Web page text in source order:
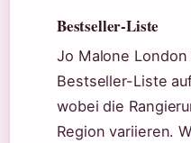
Bestseller-Liste
Jo Malone
Bestseller-Liste
wobei die
Region variieren.